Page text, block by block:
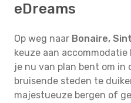
eDreams
Op weg naar Bonaire,
keuze aan
je nu van plan bent om in
bruisende steden te
majestueuze bergen of